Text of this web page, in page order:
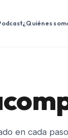
¿Quiénes
en cada